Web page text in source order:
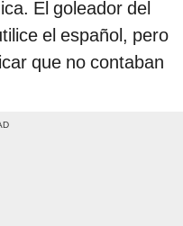
El goleador del
el español, pero
que no contaban